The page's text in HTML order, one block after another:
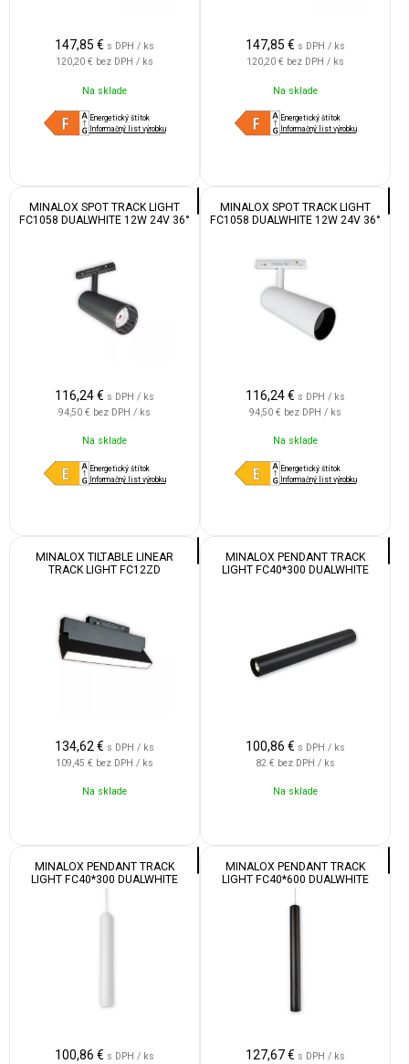
147,85 € s DPH / ks
120,20 € bez DPH / ks
Na sklade
Energetický štítok
Informačný list výrobku
147,85 € s DPH / ks
120,20 € bez DPH / ks
Na sklade
Energetický štítok
Informačný list výrobku
MINALOX SPOT TRACK LIGHT
FC1058 DUALWHITE 12W 24V 36°
116,24€ s DPH / ks
94,50 € bez DPH / ks
Na sklade
Energetický štítok
Informačný list výrobku
MINALOX SPOT TRACK LIGHT
FC1058 DUALWHITE 12W 24V 36°
116,24€ s DPH / ks
94,50 € bez DPH / ks
Na sklade
Energetický štítok
Informačný list výrobku
MINALOX TILTABLE LINEAR
TRACK LIGHT FC12ZD
134,62 € s DPH / ks
109,45 € bez DPH / ks
Na sklade
MINALOX PENDANT TRACK
LIGHT FC40*300 DUALWHITE
100,86 € s DPH / ks
82 € bez DPH / ks
Na sklade
MINALOX PENDANT TRACK
LIGHT FC40*300 DUALWHITE
100,86 € s DPH / ks
MINALOX PENDANT TRACK
LIGHT FC40*600 DUALWHITE
127,67€ s DPH / ks